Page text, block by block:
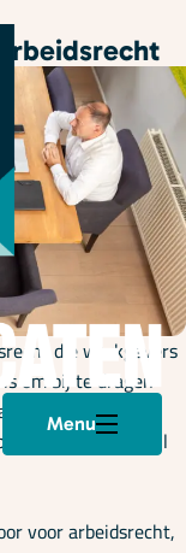
Menu
die werkgevers
om bij te dragen
die juridische
– en die meer wil
voor arbeidsrecht,